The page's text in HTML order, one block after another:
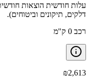
דלקים, תיקונים וביטוחים).
רכב 0 ק"מ
₪2,613